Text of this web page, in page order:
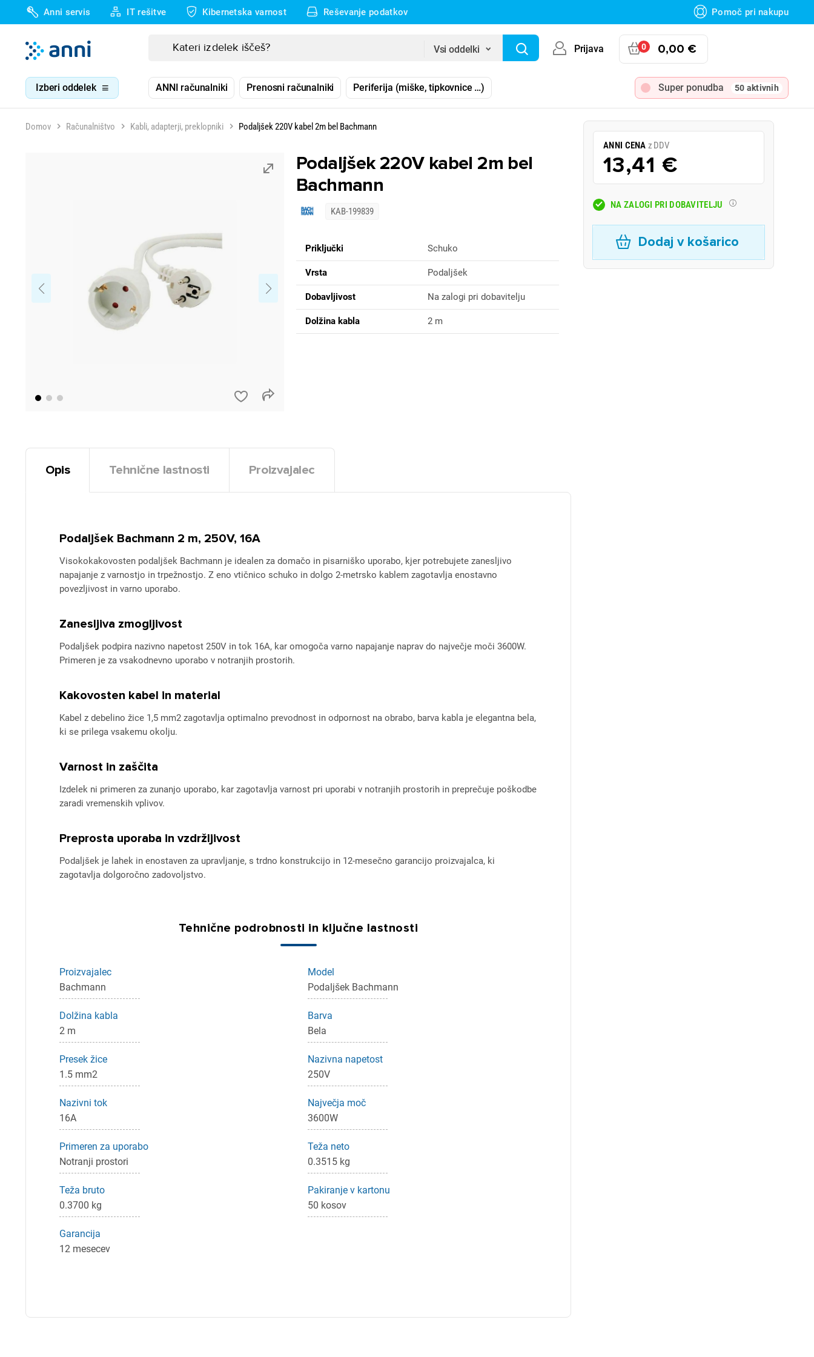
Anni servis IT rešitve Kibernetska varnost Reševanje podatkov Pomoč pri nakupu
Vsi oddelki Prijava 0 0,00 €
Izberi oddelek ANNI računalniki Prenosni računalniki Periferija (miške, tipkovnice …) Super ponudba 50 aktivnih
Domov Računalništvo Kabli, adapterji, preklopniki Podaljšek 220V kabel 2m bel Bachmann
Podaljšek 220V kabel 2m bel
Bachmann
KAB-199839
Priključki Schuko
Vrsta Podaljšek
Dobavljivost Na zalogi pri dobavitelju
Dolžina kabla 2 m
ANNI CENA z DDV
13,41 €
NA ZALOGI PRI DOBAVITELJU
Dodaj v košarico
Opis Tehnične lastnosti Proizvajalec
Podaljšek Bachmann 2 m, 250V, 16A
Visokokakovosten podaljšek Bachmann je idealen za domačo in pisarniško uporabo, kjer potrebujete zanesljivo
napajanje z varnostjo in trpežnostjo. Z eno vtičnico schuko in dolgo 2-metrsko kablem zagotavlja enostavno
povezljivost in varno uporabo.
Zanesljiva zmogljivost
Podaljšek podpira nazivno napetost 250V in tok 16A, kar omogoča varno napajanje naprav do največje moči 3600W.
Primeren je za vsakodnevno uporabo v notranjih prostorih.
Kakovosten kabel in material
Kabel z debelino žice 1,5 mm2 zagotavlja optimalno prevodnost in odpornost na obrabo, barva kabla je elegantna bela,
ki se prilega vsakemu okolju.
Varnost in zaščita
Izdelek ni primeren za zunanjo uporabo, kar zagotavlja varnost pri uporabi v notranjih prostorih in preprečuje poškodbe
zaradi vremenskih vplivov.
Preprosta uporaba in vzdržljivost
Podaljšek je lahek in enostaven za upravljanje, s trdno konstrukcijo in 12-mesečno garancijo proizvajalca, ki
zagotavlja dolgoročno zadovoljstvo.
Tehnične podrobnosti in ključne lastnosti
Proizvajalec
Bachmann
Model
Podaljšek Bachmann
Dolžina kabla
2 m
Barva
Bela
Presek žice
1.5 mm2
Nazivna napetost
250V
Nazivni tok
16A
Največja moč
3600W
Primeren za uporabo
Notranji prostori
Teža neto
0.3515 kg
Teža bruto
0.3700 kg
Pakiranje v kartonu
50 kosov
Garancija
12 mesecev
Za dodajanje na seznam želja morate biti prijavljeni.